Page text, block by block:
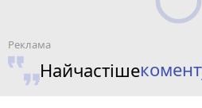
Найчастіше